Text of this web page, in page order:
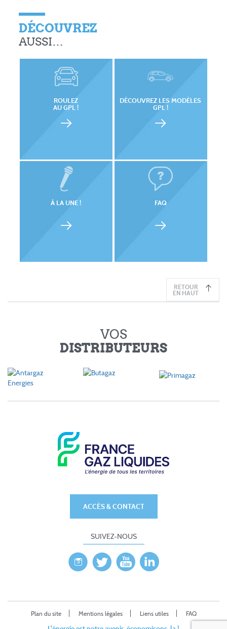
DÉCOUVREZ
AUSSI…
ROULEZ
AU GPL !
DÉCOUVREZ LES MODÈLES
GPL !
À LA UNE ! FAQ
RETOUR
EN HAUT
VOS
DISTRIBUTEURS
ACCÈS & CONTACT
SUIVEZ-NOUS
Plan du site Mentions légales Liens utiles FAQ